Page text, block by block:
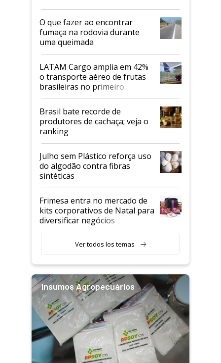
O que fazer ao encontrar
fumaça na rodovia durante
uma queimada
LATAM Cargo amplia em 42%
o transporte aéreo de frutas
brasileiras no primeiro
semestre
Brasil bate recorde de
produtores de cachaça; veja o
ranking
Julho sem Plástico reforça uso
do algodão contra fibras
sintéticas
Frimesa entra no mercado de
kits corporativos de Natal para
diversificar negócios
Ver todos los temas
Insumos Agropecuários